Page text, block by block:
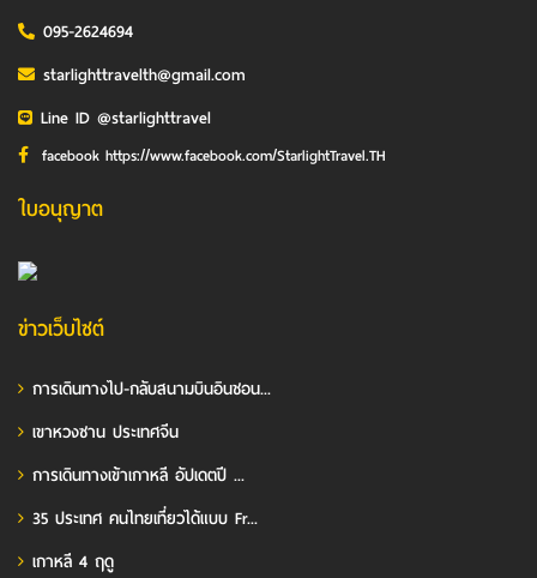
095-2624694
starlighttravelth@gmail.com
Line ID @starlighttravel
facebook https://www.facebook.com/StarlightTravel.TH
ใบอนุญาต
ข่าวเว็บไซต์
การเดินทางไป-กลับสนามบินอินชอน...
เขาหวงซาน ประเทศจีน
การเดินทางเข้าเกาหลี อัปเดตปี ...
35 ประเทศ คนไทยเที่ยวได้แบบ Fr...
เกาหลี 4 ฤดู